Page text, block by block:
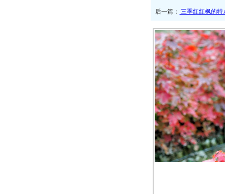
后一篇： 三季红红枫的特